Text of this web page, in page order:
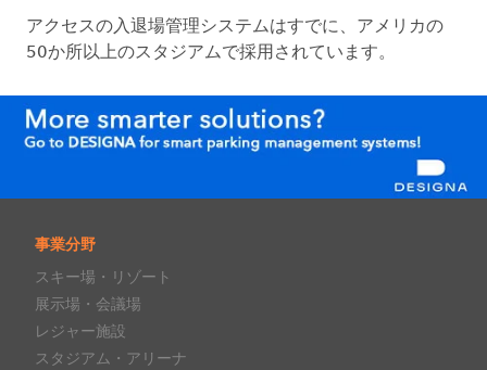
アクセスの入退場管理システムはすでに、アメリカの
50か所以上のスタジアムで採用されています。
事業分野
スキー場・リゾート
展示場・会議場
レジャー施設
スタジアム・アリーナ